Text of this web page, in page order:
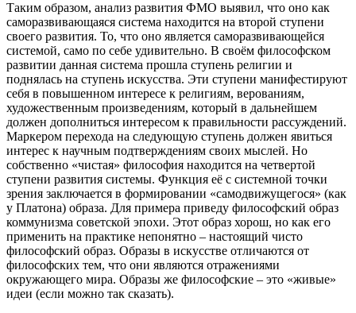
Таким образом, анализ развития ФМО выявил, что оно как
саморазвивающаяся система находится на второй ступени
своего развития. То, что оно является саморазвивающейся
системой, само по себе удивительно. В своём философском
развитии данная система прошла ступень религии и
поднялась на ступень искусства. Эти ступени манифестируют
себя в повышенном интересе к религиям, верованиям,
художественным произведениям, который в дальнейшем
должен дополниться интересом к правильности рассуждений.
Маркером перехода на следующую ступень должен явиться
интерес к научным подтверждениям своих мыслей. Но
собственно «чистая» философия находится на четвертой
ступени развития системы. Функция её с системной точки
зрения заключается в формировании «самодвижущегося» (как
у Платона) образа. Для примера приведу философский образ
коммунизма советской эпохи. Этот образ хорош, но как его
применить на практике непонятно – настоящий чисто
философский образ. Образы в искусстве отличаются от
философских тем, что они являются отражениями
окружающего мира. Образы же философские – это «живые»
идеи (если можно так сказать).